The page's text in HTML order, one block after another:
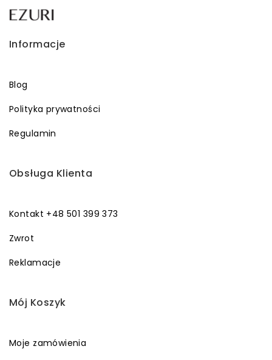
Informacje
Blog
Polityka prywatności
Regulamin
Obsługa Klienta
Kontakt +48 501 399 373
Zwrot
Reklamacje
Mój Koszyk
Moje zamówienia